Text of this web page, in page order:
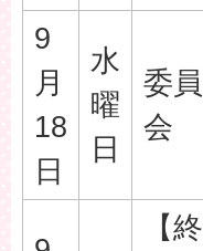
9
月
18
日
水
曜
日
委員
会
【終